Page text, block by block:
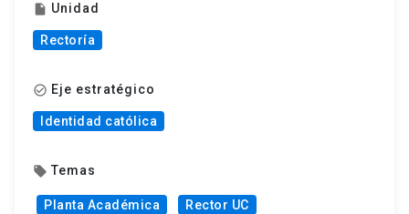
insert_drive_file Unidad
Rectoría
check_circle_outline Eje estratégico
Identidad católica
local_offer Temas
Planta Académica
Rector UC